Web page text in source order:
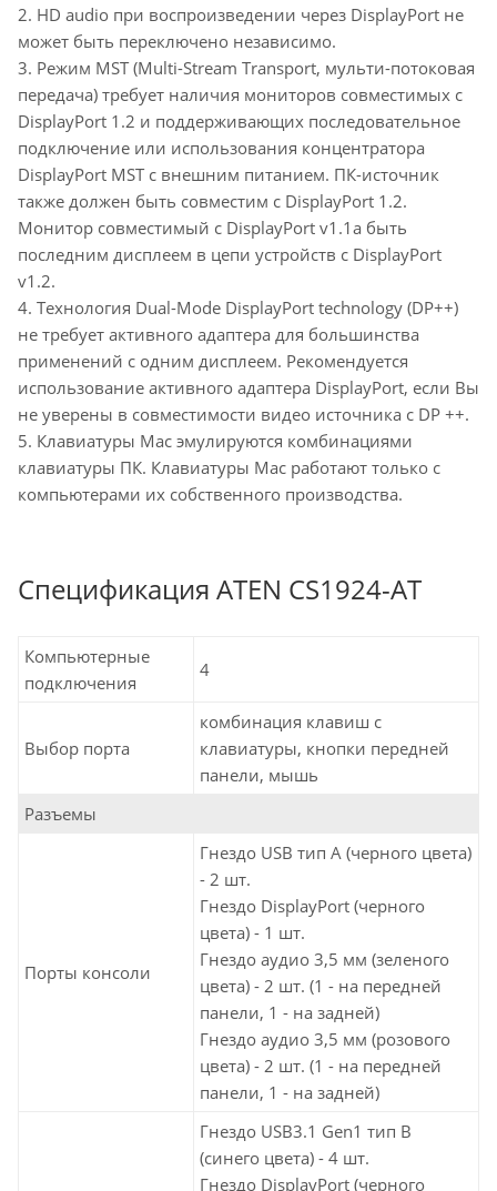
2. HD audio при воспроизведении через DisplayPort не
может быть переключено независимо.
3. Режим MST (Multi-Stream Transport, мульти-потоковая
передача) требует наличия мониторов совместимых с
DisplayPort 1.2 и поддерживающих последовательное
подключение или использования концентратора
DisplayPort MST с внешним питанием. ПК-источник
также должен быть совместим с DisplayPort 1.2.
Монитор совместимый с DisplayPort v1.1a быть
последним дисплеем в цепи устройств с DisplayPort
v1.2.
4. Технология Dual-Mode DisplayPort technology (DP++)
не требует активного адаптера для большинства
применений с одним дисплеем. Рекомендуется
использование активного адаптера DisplayPort, если Вы
не уверены в совместимости видео источника с DP ++.
5. Клавиатуры Mac эмулируются комбинациями
клавиатуры ПК. Клавиатуры Mac работают только с
компьютерами их собственного производства.
Спецификация ATEN CS1924-AT
Компьютерные
подключения
4
Выбор порта
комбинация клавиш с
клавиатуры, кнопки передней
панели, мышь
Разъемы
Порты консоли
Гнездо USB тип А (черного цвета)
- 2 шт.
Гнездо DisplayPort (черного
цвета) - 1 шт.
Гнездо аудио 3,5 мм (зеленого
цвета) - 2 шт. (1 - на передней
панели, 1 - на задней)
Гнездо аудио 3,5 мм (розового
цвета) - 2 шт. (1 - на передней
панели, 1 - на задней)
Гнездо USB3.1 Gen1 тип B
(синего цвета) - 4 шт.
Гнездо DisplayPort (черного